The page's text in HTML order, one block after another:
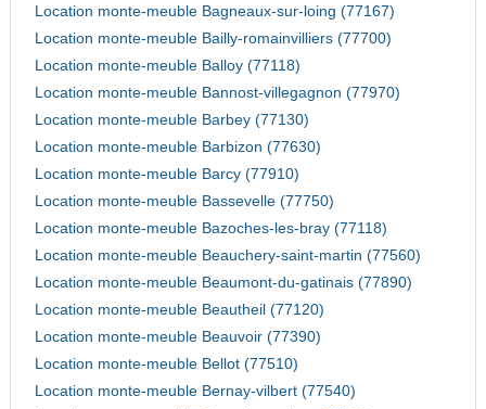
Location monte-meuble Bagneaux-sur-loing (77167)
Location monte-meuble Bailly-romainvilliers (77700)
Location monte-meuble Balloy (77118)
Location monte-meuble Bannost-villegagnon (77970)
Location monte-meuble Barbey (77130)
Location monte-meuble Barbizon (77630)
Location monte-meuble Barcy (77910)
Location monte-meuble Bassevelle (77750)
Location monte-meuble Bazoches-les-bray (77118)
Location monte-meuble Beauchery-saint-martin (77560)
Location monte-meuble Beaumont-du-gatinais (77890)
Location monte-meuble Beautheil (77120)
Location monte-meuble Beauvoir (77390)
Location monte-meuble Bellot (77510)
Location monte-meuble Bernay-vilbert (77540)